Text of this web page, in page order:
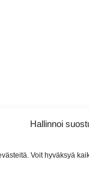
Hallinnoi
Voit hyväksyä